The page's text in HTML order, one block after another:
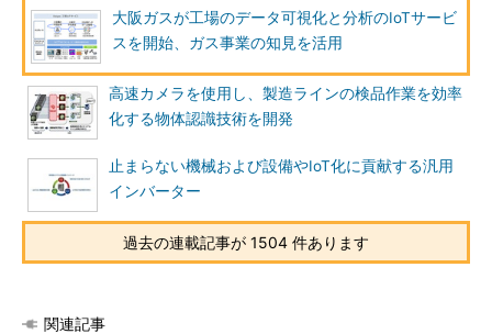
大阪ガスが工場のデータ可視化と分析のIoTサービ
スを開始、ガス事業の知見を活用
高速カメラを使用し、製造ラインの検品作業を効率
化する物体認識技術を開発
止まらない機械および設備やIoT化に貢献する汎用
インバーター
過去の連載記事が 1504 件あります
関連記事